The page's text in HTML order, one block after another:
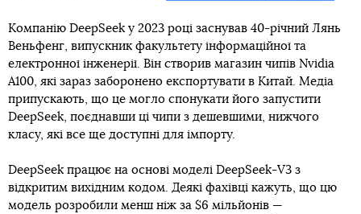
Компанію DeepSeek у 2023 році заснував 40-річний Лянь
Веньфенг, випускник факультету інформаційної та
електронної інженерії. Він створив магазин чипів Nvidia
A100, які зараз заборонено експортувати в Китай. Медіа
припускають, що це могло спонукати його запустити
DeepSeek, поєднавши ці чипи з дешевшими, нижчого
класу, які все ще доступні для імпорту.
DeepSeek працює на основі моделі DeepSeek-V3 з
відкритим вихідним кодом. Деякі фахівці кажуть, що цю
модель розробили менш ніж за $6 мільйонів —